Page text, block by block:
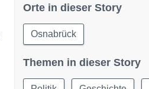
Orte in dieser Story
Osnabrück
Themen in dieser Story